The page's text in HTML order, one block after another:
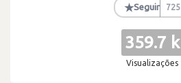
★Seguir 725
359.7 k
Visualizações